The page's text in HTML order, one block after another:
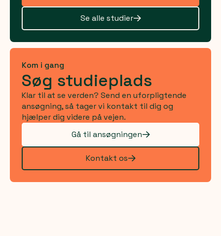
Se alle studier
Kom i gang
Søg studieplads
Klar til at se verden? Send en uforpligtende
ansøgning, så tager vi kontakt til dig og
hjælper dig videre på vejen.
Gå til ansøgningen
Kontakt os